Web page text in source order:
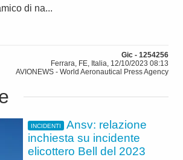
di na...
Gic - 1254256
Ferrara, FE, Italia, 12/10/2023 08:13
AVIONEWS - World Aeronautical Press Agency
INCIDENTI
Ansv: relazione
inchiesta su incidente
elicottero Bell del 2023